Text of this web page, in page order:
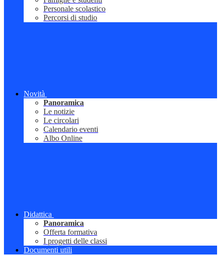
Personale scolastico
Percorsi di studio
Novità
Panoramica
Le notizie
Le circolari
Calendario eventi
Albo Online
Didattica
Panoramica
Offerta formativa
I progetti delle classi
Documenti utili